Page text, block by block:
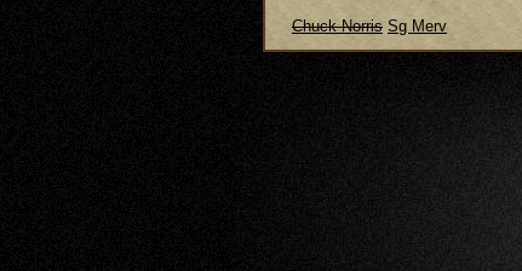
Chuck Norris Sg Merv